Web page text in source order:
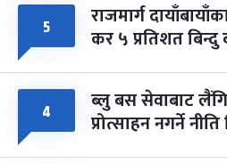
५ राजमार्ग
कर ५ प्रतिशत बिन्दु
४ ब्लु बस सेवाबाट
प्रोत्साहन नगर्ने